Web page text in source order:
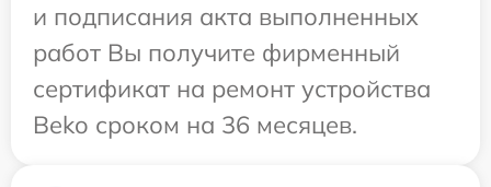
и подписания акта выполненных
работ Вы получите фирменный
сертификат на ремонт устройства
Beko сроком на 36 месяцев.